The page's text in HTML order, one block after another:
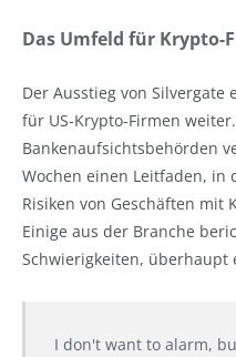
Das Umfeld für
Der Ausstieg von
für US-Krypto-Firmen
Bankenaufsichtsbehörden
Wochen einen Leitfaden, in
Risiken von Geschäften mit
Einige aus der Branche
Schwierigkeiten,
I don't want to alarm,